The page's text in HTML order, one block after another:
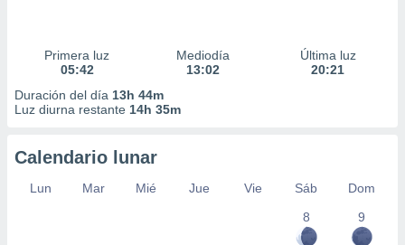
Primera luz
05:42
Mediodía
13:02
Última luz
20:21
Duración del día 13h 44m
Luz diurna restante 14h 35m
Calendario lunar
Lun Mar Mié Jue Vie Sáb
Dom
8
9